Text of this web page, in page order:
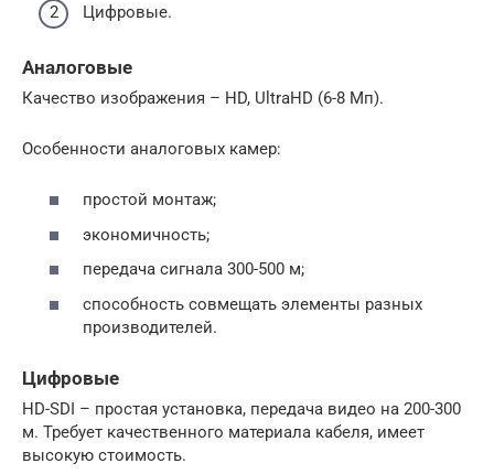
Цифровые.
Аналоговые
Качество изображения – HD, UltraHD (6-8 Мп).
Особенности аналоговых камер:
простой монтаж;
экономичность;
передача сигнала 300-500 м;
способность совмещать элементы разных
производителей.
Цифровые
HD-SDI – простая установка, передача видео на 200-300
м. Требует качественного материала кабеля, имеет
высокую стоимость.